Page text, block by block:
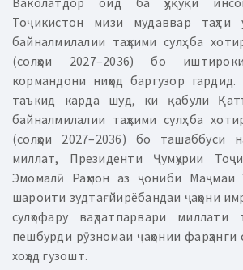
Тоҷикистон мизи мудаввар таҳти
байналмилалии таҳкими сулҳ ба
(солҳои 2027–2036) бо
кормандони ниҳод баргузор
таъкид карда шуд, ки қабули
байналмилалии таҳкими сулҳ ба
(солҳои 2027–2036) бо ташаббуси
миллат, Президенти Ҷумҳурии
Эмомалӣ Раҳмон аз ҷониби
шароити зудтағйирёбандаи ҷаҳони
сулҳофару ваҳдатпарвари
пешбурди рӯзномаи ҷаҳонии фарҳанги
хоҳад гузошт.